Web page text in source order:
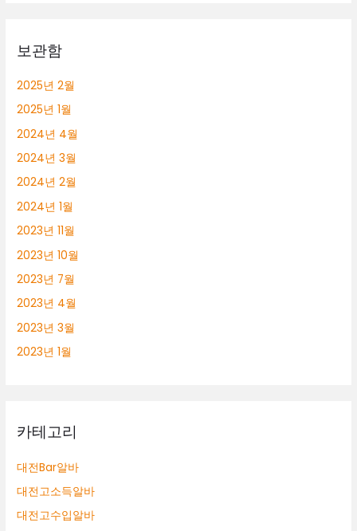
보관함
2025년 2월
2025년 1월
2024년 4월
2024년 3월
2024년 2월
2024년 1월
2023년 11월
2023년 10월
2023년 7월
2023년 4월
2023년 3월
2023년 1월
카테고리
대전Bar알바
대전고소득알바
대전고수입알바